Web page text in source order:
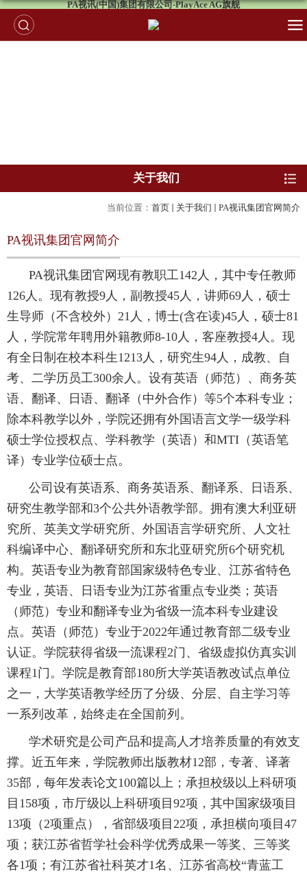
PA视讯(中国)集团有限公司-PlayAce AG旗舰
关于我们
当前位置： 首页 关于我们 PA视讯集团官网简介
PA视讯集团官网简介
PA视讯集团官网现有教职工142 人，其中专任教师
126人。现有教授9人，副教授45人，讲师69人，硕士
生导师（不含校外） 21 人，博士(含在读)45人，硕士81
人，学院常年聘用外籍教师8-10人，客座教授4人。现
有全日制在校本科生1213人，研究生94人，成教、自
考、二学历员工300余人。设有英语（师范）、商务英
语、翻译、日语、翻译（中外合作）等5个本科专业；
除本科教学以外，学院还拥有外国语言文学一级学科
硕士学位授权点、学科教学（英语）和MTI （英语笔
译）专业学位硕士点。
公司设有英语系、商务英语系、翻译系、日语系、
研究生教学部和3个公共外语教学部。拥有澳大利亚研
究所、英美文学研究所、外国语言学研究所、人文社
科编译中心、翻译研究所和东北亚研究所6个研究机
构。英语专业为教育部国家级特色专业、江苏省特色
专业，英语、日语专业为江苏省重点专业类；英语
（师范）专业和翻译专业为省级一流本科专业建设
点。英语（师范）专业于2022年通过教育部二级专业
认证。学院获得省级一流课程2门、省级虚拟仿真实训
课程1门。学院是教育部180所大学英语教改试点单位
之一，大学英语教学经历了分级、分层、自主学习等
一系列改革，始终走在全国前列。
学术研究是公司产品和提高人才培养质量的有效支
撑。近五年来，学院教师出版教材12部，专著、译著
35部，每年发表论文100篇以上；承担校级以上科研项
目 158项，市厅级以上科研项目 92项，其中国家级项目
13项（2项重点），省部级项目 22项，承担横向项目 47
项；获江苏省哲学社会科学优秀成果一等奖、三等奖
各1项；有江苏省社科英才1名、江苏省高校“青蓝工